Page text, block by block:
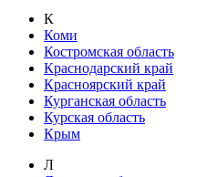
К
Коми
Костромская область
Краснодарский край
Красноярский край
Курганская область
Курская область
Крым
Л